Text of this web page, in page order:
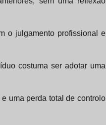
o julgamento profissional e
costuma ser adotar uma
uma perda total de controlo